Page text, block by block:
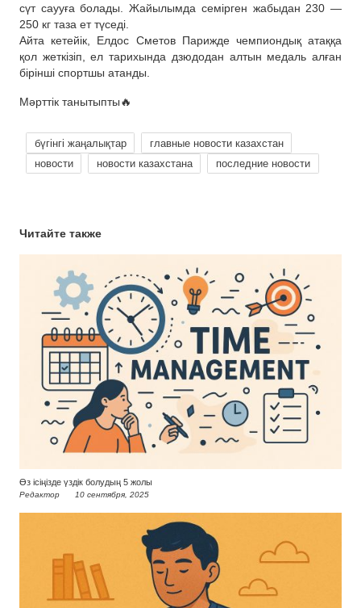
сүт саууға болады. Жайылымда семірген жабыдан 230 —
250 кг таза ет түседі.
Айта кетейік, Елдос Сметов Парижде чемпиондық атаққа
қол жеткізіп, ел тарихында дзюдодан алтын медаль алған
бірінші спортшы атанды.
Мәрттік танытыпты🔥
бүгінгі жаңалықтар
главные новости казахстан
новости
новости казахстана последние новости
Читайте также
Өз ісіңізде үздік болудың 5 жолы
Редактор 10 сентября, 2025